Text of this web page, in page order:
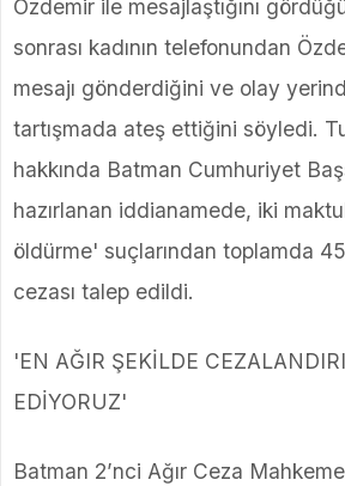
Özdemir ile mesajlaştığını
sonrası kadının telefonundan
mesajı gönderdiğini ve olay
tartışmada ateş ettiğini söyledi.
hakkında Batman Cumhuriyet
hazırlanan iddianamede, iki
öldürme' suçlarından toplamda
cezası talep edildi.
'EN AĞIR ŞEKİLDE
EDİYORUZ'
Batman 2’nci Ağır Ceza